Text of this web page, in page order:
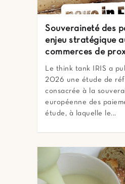
Souveraineté des
enjeu stratégique
commerces de
Le think tank IRIS a
2026 une étude de
consacrée à la
européenne des
étude, à laquelle le...